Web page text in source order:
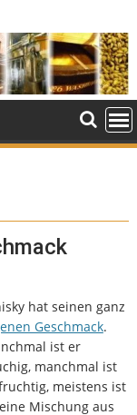
hat seinen ganz
Geschmack.
ist er
manchmal ist
meistens ist
Mischung aus